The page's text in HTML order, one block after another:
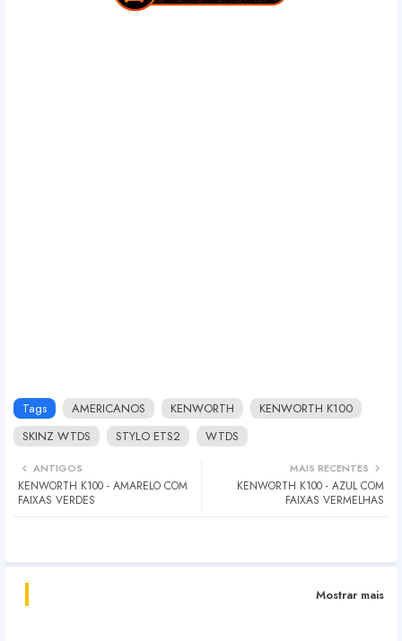
Tags AMERICANOS KENWORTH
KENWORTH K100
SKINZ WTDS
STYLO ETS2 WTDS
MAIS RECENTES
KENWORTH K100 - AZUL COM
FAIXAS VERMELHAS
ANTIGOS
KENWORTH K100 - AMARELO COM
FAIXAS VERDES
Mostrar mais